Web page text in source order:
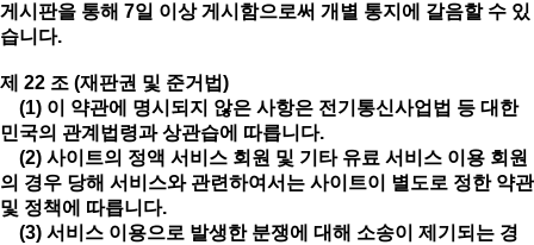
게시판을 통해 7일 이상 게시함으로써 개별 통지에 갈음할 수 있
습니다.
제 22 조 (재판권 및 준거법)
(1) 이 약관에 명시되지 않은 사항은 전기통신사업법 등 대한
민국의 관계법령과 상관습에 따릅니다.
(2) 사이트의 정액 서비스 회원 및 기타 유료 서비스 이용 회원
의 경우 당해 서비스와 관련하여서는 사이트이 별도로 정한 약관
및 정책에 따릅니다.
(3) 서비스 이용으로 발생한 분쟁에 대해 소송이 제기되는 경